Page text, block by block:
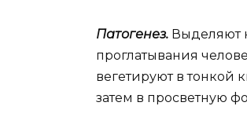
Патогенез. Выделяют
проглатывания
вегетируют в тонкой
затем в просветную